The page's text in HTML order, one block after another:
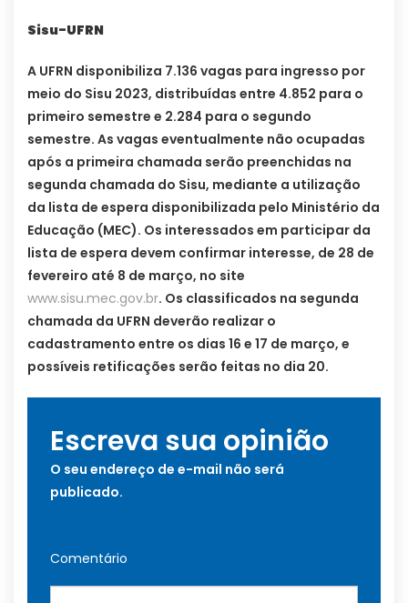
Sisu-UFRN
A UFRN disponibiliza 7.136 vagas para ingresso por
meio do Sisu 2023, distribuídas entre 4.852 para o
primeiro semestre e 2.284 para o segundo
semestre. As vagas eventualmente não ocupadas
após a primeira chamada serão preenchidas na
segunda chamada do Sisu, mediante a utilização
da lista de espera disponibilizada pelo Ministério da
Educação (MEC). Os interessados em participar da
lista de espera devem confirmar interesse, de 28 de
fevereiro até 8 de março, no site
www.sisu.mec.gov.br. Os classificados na segunda
chamada da UFRN deverão realizar o
cadastramento entre os dias 16 e 17 de março, e
possíveis retificações serão feitas no dia 20.
Escreva sua opinião
O seu endereço de e-mail não será
publicado.
Comentário